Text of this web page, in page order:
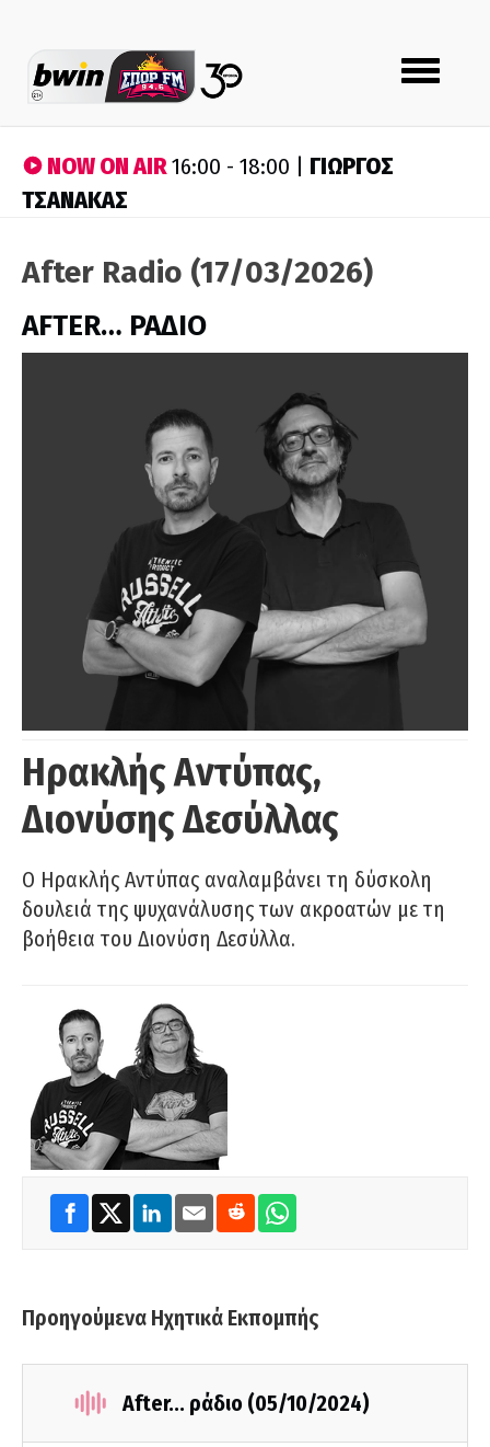
Toggle
navigation
NOW ON AIR16:00 - 18:00 | ΓΙΩΡΓΟΣ
ΤΣΑΝΑΚΑΣ
After Radio (17/03/2026)
AFTER… ΡΑΔΙΟ
Ηρακλής Αντύπας,
Διονύσης Δεσύλλας
Ο Ηρακλής Αντύπας αναλαμβάνει τη δύσκολη
δουλειά της ψυχανάλυσης των ακροατών με τη
βοήθεια του Διονύση Δεσύλλα.
Προηγούμενα Ηχητικά Εκπομπής
After... ράδιο (05/10/2024)